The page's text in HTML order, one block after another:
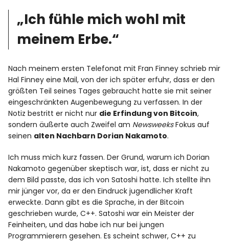
„Ich fühle mich wohl mit
meinem Erbe.“
Nach meinem ersten Telefonat mit Fran Finney schrieb mir
Hal Finney eine Mail, von der ich später erfuhr, dass er den
größten Teil seines Tages gebraucht hatte sie mit seiner
eingeschränkten Augenbewegung zu verfassen. In der
Notiz bestritt er nicht nur die Erfindung von Bitcoin,
sondern äußerte auch Zweifel am NewsweeksFokus auf
seinen alten Nachbarn Dorian Nakamoto.
Ich muss mich kurz fassen. Der Grund, warum ich Dorian
Nakamoto gegenüber skeptisch war, ist, dass er nicht zu
dem Bild passte, das ich von Satoshi hatte. Ich stellte ihn
mir jünger vor, da er den Eindruck jugendlicher Kraft
erweckte. Dann gibt es die Sprache, in der Bitcoin
geschrieben wurde, C++. Satoshi war ein Meister der
Feinheiten, und das habe ich nur bei jungen
Programmierern gesehen. Es scheint schwer, C++ zu